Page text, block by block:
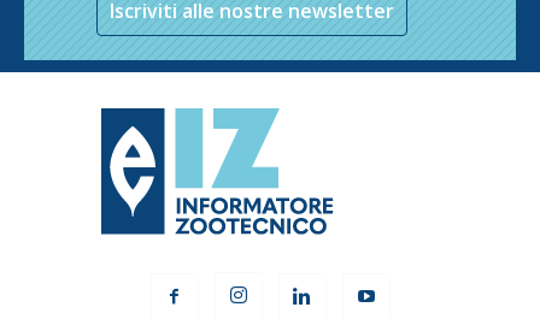
Iscriviti alle nostre newsletter